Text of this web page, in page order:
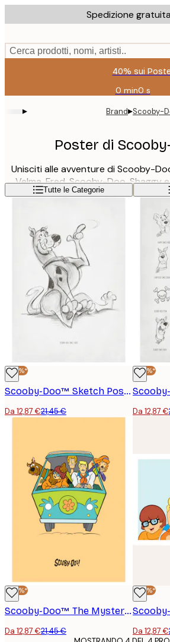
to
content.
Spedizione
Cerca prodotti, nomi, artisti..
40% sui
0 min0 s
Valido
fino
a:
09
▸ Brand▸Scooby-
Poster di
Unisciti alle avventure di Scooby-
Velma, Fred, Scooby-Doo, Shaggy
categoria troverai poster sketch in
poster colorati con cartoni animati.
perfette per adolescenti e bambini
chiunque desideri un arredamento
camera da letto, sala giochi o
Leggi di più
Tutte le Categorie
-40%*
Scooby-Doo™ Sketch Poster
Da 12,87 €21,45 €
-40%*
Da 12,87 €
-40%*
Scooby-Doo™ The Mystery Machine Poster
Da 12,87 €21,45 €
-40%*
Da 12,87 €